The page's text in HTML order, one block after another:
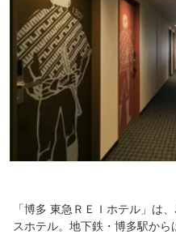
「博多 東急ＲＥＩホテル」は
スホテル。地下鉄・博多駅か